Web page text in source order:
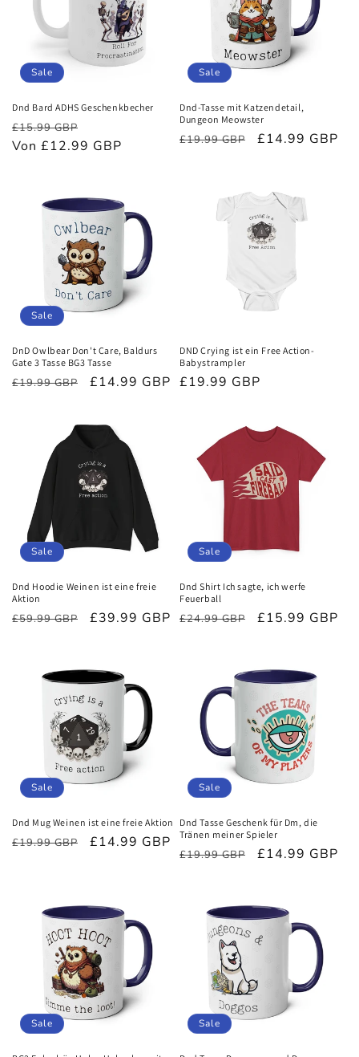
Sale
Dnd Bard ADHS Geschenkbecher
Normaler
Preis
£15.99 GBP
Von £12.99 GBP
Sale
Dnd-Tasse mit Katzendetail,
Dungeon Meowster
Normaler
£19.99 GBP Verkaufspreis
£14.99 GBP
Sale
DnD Owlbear Don't Care, Baldurs
Gate 3 Tasse BG3 Tasse
Normaler
£19.99 GBP Verkaufspreis
£14.99 GBP
DND Crying ist ein Free Action-
Babystrampler
Normaler
£19.99 GBP
Sale
Dnd Hoodie Weinen ist eine freie
Aktion
Normaler
£59.99 GBP Verkaufspreis
£39.99 GBP
Sale
Dnd Shirt Ich sagte, ich werfe
Feuerball
Normaler
£24.99 GBP Verkaufspreis
£15.99 GBP
Sale
Dnd Mug Weinen ist eine freie Aktion
Normaler
£19.99 GBP Verkaufspreis
£14.99 GBP
Sale
Dnd Tasse Geschenk für Dm, die
Tränen meiner Spieler
Normaler
£19.99 GBP Verkaufspreis
£14.99 GBP
Sale Sale